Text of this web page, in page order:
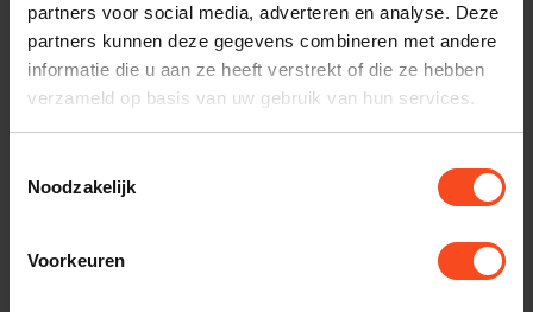
partners voor social media, adverteren en analyse. Deze
partners kunnen deze gegevens combineren met andere
informatie die u aan ze heeft verstrekt of die ze hebben
verzameld op basis van uw gebruik van hun services.
Noodzakelijk
Voorkeuren
Reviews
Specificaties
AUDIO TECHNICA